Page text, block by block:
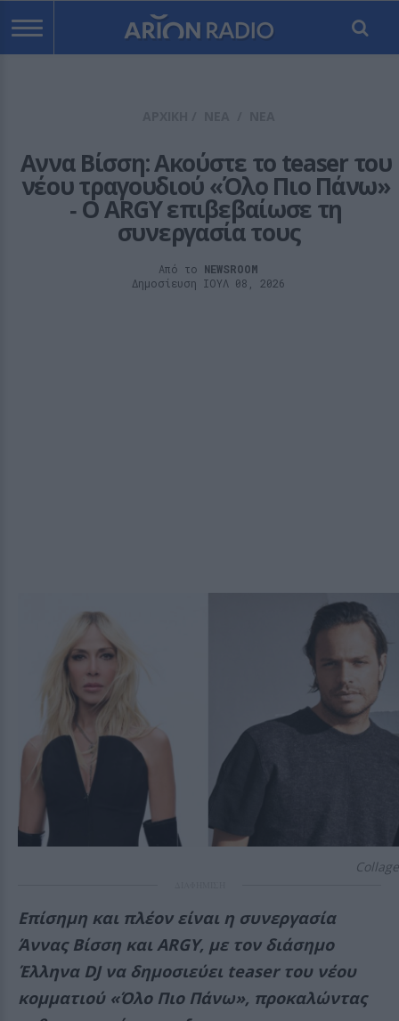
Αννα Βίσση: Ακούστε το teaser του
νέου τραγουδιού «Όλο Πιο Πάνω»
‑ Ο ARGY επιβεβαίωσε τη
συνεργασία τους
Από το NEWSROOM
Δημοσίευση ΙΟΥΛ 08, 2026
Collage
Επίσημη και πλέον είναι η συνεργασία
Άννας Βίσση και ARGY, με τον διάσημο
Έλληνα DJ να δημοσιεύει teaser του νέου
κομματιού «Όλο Πιο Πάνω», προκαλώντας